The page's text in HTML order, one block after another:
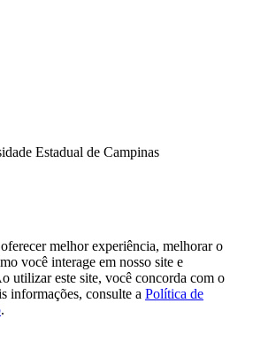
Estadual de Campinas
melhor experiência, melhorar o
você interage em nosso site e
utilizar este site, você concorda com o
informações, consulte a Política de
.